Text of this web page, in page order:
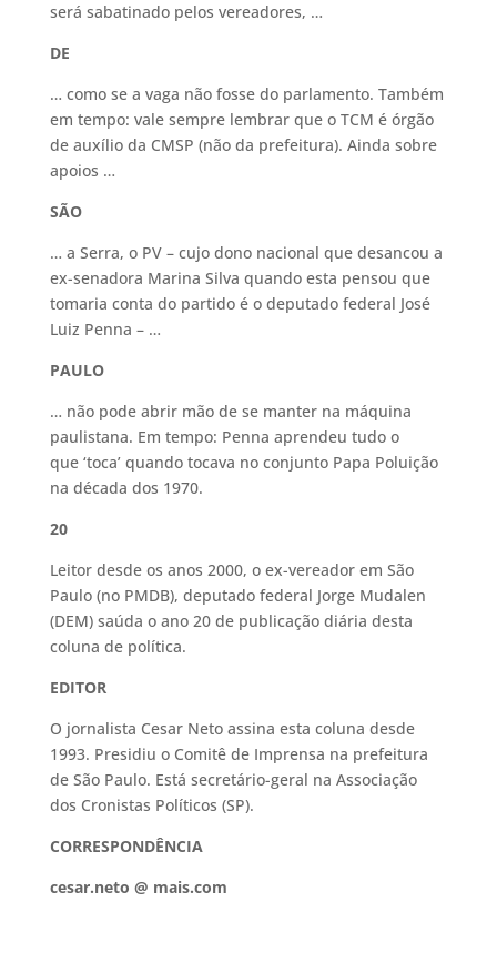
será sabatinado pelos vereadores, …
DE
… como se a vaga não fosse do parlamento. Também
em tempo: vale sempre lembrar que o TCM é órgão
de auxílio da CMSP (não da prefeitura). Ainda sobre
apoios …
SÃO
… a Serra, o PV – cujo dono nacional que desancou a
ex-senadora Marina Silva quando esta pensou que
tomaria conta do partido é o deputado federal José
Luiz Penna – …
PAULO
… não pode abrir mão de se manter na máquina
paulistana. Em tempo: Penna aprendeu tudo o
que ‘toca’ quando tocava no conjunto Papa Poluição
na década dos 1970.
20
Leitor desde os anos 2000, o ex-vereador em São
Paulo (no PMDB), deputado federal Jorge Mudalen
(DEM) saúda o ano 20 de publicação diária desta
coluna de política.
EDITOR
O jornalista Cesar Neto assina esta coluna desde
1993. Presidiu o Comitê de Imprensa na prefeitura
de São Paulo. Está secretário-geral na Associação
dos Cronistas Políticos (SP).
CORRESPONDÊNCIA
cesar.neto @ mais.com